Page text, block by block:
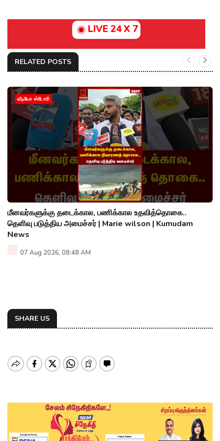
LIVE 24 X 7
RELATED POSTS
வீடியோ ஸ்டோரி
மீனவர்களுக்கு தடைக்கால, பணிக்கால உதவித்தொகை..
தெளிவு படுத்திய அமைச்சர் | Marie wilson | Kumudam
News
07 Aug 2026, 08:48 AM
SHARE US